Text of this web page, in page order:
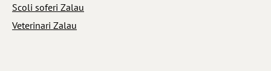
Scoli soferi Zalau
Veterinari Zalau